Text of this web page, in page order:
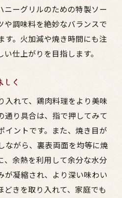
ニーグリルのための特製ソー
や調味料を絶妙なバランスで
す。火加減や焼き時間にも注
仕上がりを目指します。
く
入れて、鶏肉料理をより美味
通り具合は、指で押してみて
イントです。また、焼き目が
ながら、裏表両面を均等に焼
、余熱を利用して余分な水分
が凝縮され、より深い味わい
どきを取り入れて、家庭でも